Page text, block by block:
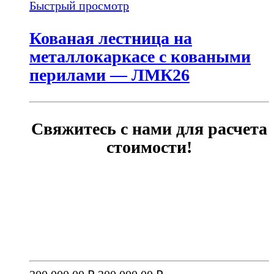
Быстрый просмотр
Кованая лестница на
металлокаркасе с коваными
перилами — ЛМК26
Свяжитесь с нами для расчета
стоимости!